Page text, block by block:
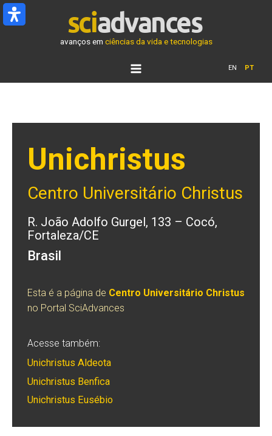
Ir
para
avanços em ciências da vida e tecnologias
EN PT
Unichristus
Centro Universitário Christus
R. João Adolfo Gurgel, 133 – Cocó,
Fortaleza/CE
Brasil
Esta é a página de Centro Universitário Christus
no Portal SciAdvances
Acesse também:
Unichristus Aldeota
Unichristus Benfica
Unichristus Eusébio